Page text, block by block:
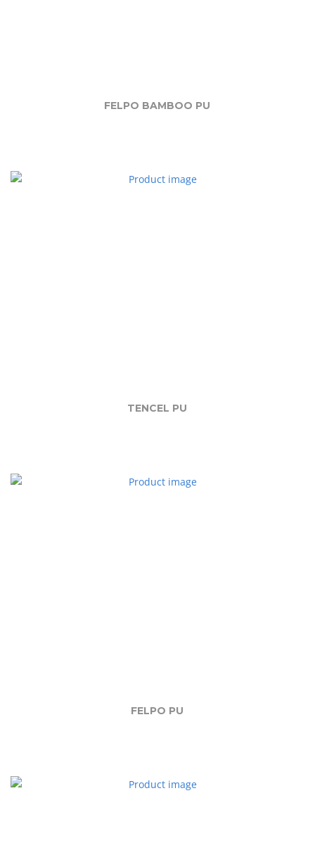
FELPO BAMBOO PU
TENCEL PU
FELPO PU